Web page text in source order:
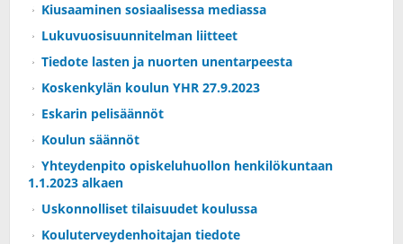
Kiusaaminen sosiaalisessa mediassa
Lukuvuosisuunnitelman liitteet
Tiedote lasten ja nuorten unentarpeesta
Koskenkylän koulun YHR 27.9.2023
Eskarin pelisäännöt
Koulun säännöt
Yhteydenpito opiskeluhuollon henkilökuntaan
1.1.2023 alkaen
Uskonnolliset tilaisuudet koulussa
Kouluterveydenhoitajan tiedote